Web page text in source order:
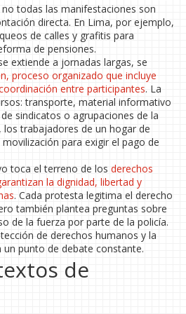
todas las manifestaciones son
directa. En Lima, por ejemplo,
de calles y grafitis para
de pensiones.
extiende a jornadas largas, se
, proceso organizado que incluye
entre participantes. La
transporte, material informativo
sindicatos o agrupaciones de la
los trabajadores de un hogar de
para exigir el pago de
toca el terreno de los derechos
la dignidad, libertad y
. Cada protesta legitima el derecho
también plantea preguntas sobre
de la fuerza por parte de la policía.
de derechos humanos y la
punto de debate constante.
de